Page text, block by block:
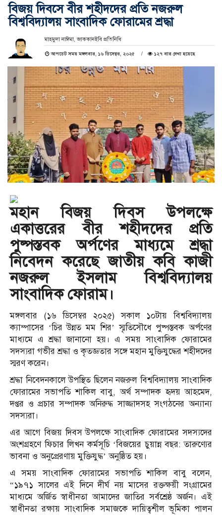
বিজয় দিবসে বীর শহীদদের প্রতি নজরুল
বিশ্ববিদ্যালয় সাংবাদিক ফোরামের শ্রদ্ধা
মাহমুদা নাঈমা, জাককানইবি প্রতিনিধি
আপডেট সময় মঙ্গলবার, ১৬ ডিসেম্বর, ২০২৫ ১২৭ বার দেখা হয়েছে
মহান বিজয় দিবস উপলক্ষে
একাত্তরের বীর শহীদদের প্রতি
পুষ্পস্তবক অর্পণের মাধ্যমে শ্রদ্ধা
নিবেদন করেছে জাতীয় কবি কাজী
নজরুল ইসলাম বিশ্ববিদ্যালয়
সাংবাদিক ফোরাম।
মঙ্গলবার (১৬ ডিসেম্বর ২০২৫) সকাল ১০টায় বিশ্ববিদ্যালয়
ক্যাম্পাসের ‘চির উন্নত মম শির’ স্মৃতিসৌধে পুষ্পস্তবক অর্পণের
মাধ্যমে এ শ্রদ্ধা জানানো হয়। এ সময় সাংবাদিক ফোরামের
সদস্যরা গভীর শ্রদ্ধা ও কৃতজ্ঞতার সঙ্গে মহান মুক্তিযুদ্ধের শহীদদের
স্মরণ করেন।
শ্রদ্ধা নিবেদনকালে উপস্থিত ছিলেন নজরুল বিশ্ববিদ্যালয় সাংবাদিক
ফোরামের সভাপতি শাকিল বাবু, অর্থ সম্পাদক হৃদয় আহমেদ,
দপ্তর ও প্রচার সম্পাদক অনিরুদ্ধ সাজ্জাদসহ সংগঠনের অন্যান্য
সদস্যরা।
এর আগে বিজয় দিবস উপলক্ষে সাংবাদিক ফোরামের সদস্যদের
অংশগ্রহণে ফিচার লিখন কর্মসূচি ‘বিজয়ের চুয়ান্ন বছর: তারুণ্যের
ভাবনা ও অনুপ্রেরণায় মুক্তিযুদ্ধ’ অনুষ্ঠিত হয়।
এ সময় সাংবাদিক ফোরামের সভাপতি শাকিল বাবু বলেন,
“১৯৭১ সালের এই দিনে দীর্ঘ নয় মাসের রক্তক্ষয়ী সংগ্রামের
মাধ্যমে অর্জিত স্বাধীনতা আমাদের জাতির সর্বশ্রেষ্ঠ অর্জন। এই
স্বাধীনতা রক্ষায় সাংবাদিক সমাজকে দায়িত্বশীল ভূমিকা পালন